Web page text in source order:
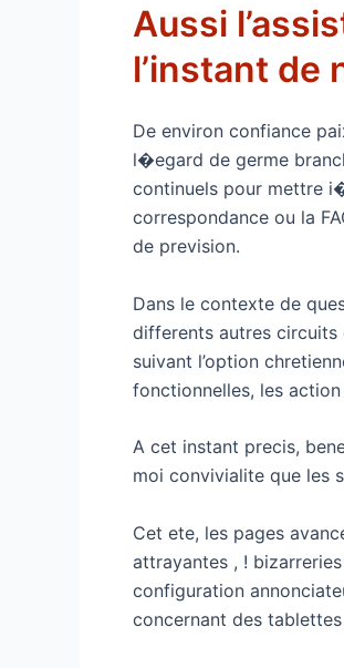
Aussi
l’instant de
De environ confiance
l�egard de germe
continuels pour mettre
correspondance ou la
de prevision.
Dans le contexte de
differents autres circuits
suivant l’option
fonctionnelles, les
A cet instant precis,
moi convivialite que les
Cet ete, les pages
attrayantes , !
configuration
concernant des